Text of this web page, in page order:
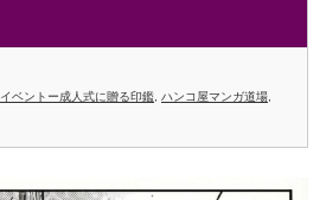
イベントー成人式に贈る印鑑 ハンコ屋マンガ道場